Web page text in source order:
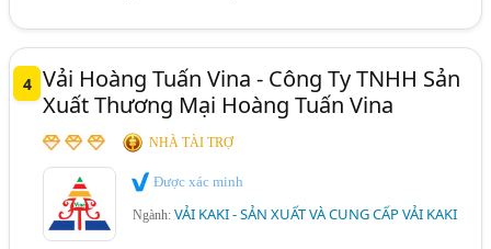
4 Vải Hoàng Tuấn Vina - Công Ty TNHH Sản
Xuất Thương Mại Hoàng Tuấn Vina
NHÀ TÀI TRỢ
Được xác minh
Ngành:VẢI KAKI - SẢN XUẤT VÀ CUNG CẤP VẢI KAKI